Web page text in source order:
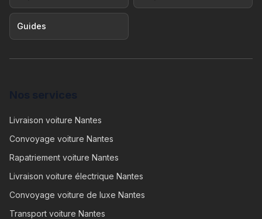
Guides
Livraison voiture Nantes
Convoyage voiture Nantes
Rapatriement voiture Nantes
Livraison voiture électrique Nantes
Convoyage voiture de luxe Nantes
Transport voiture Nantes